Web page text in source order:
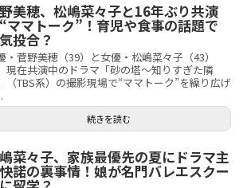
美穂、松嶋菜々子と16年ぶり共演
ママトーク”！育児や食事の話題で
投合？
・菅野美穂（39）と女優・松嶋菜々子（43）
現在共演中のドラマ「砂の塔～知りすぎた隣
（TBS系）の撮影現場で“ママトーク”を繰り広げ
続きを読む
菜々子、家族最優先の夏にドラマ主
諾の裏事情！娘が名門バレエスクー